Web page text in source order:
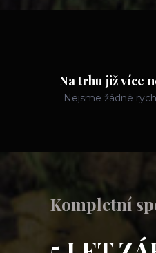
Na trhu již více
Nejsme žádné
Kompletní